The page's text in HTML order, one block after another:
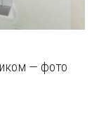
— фото